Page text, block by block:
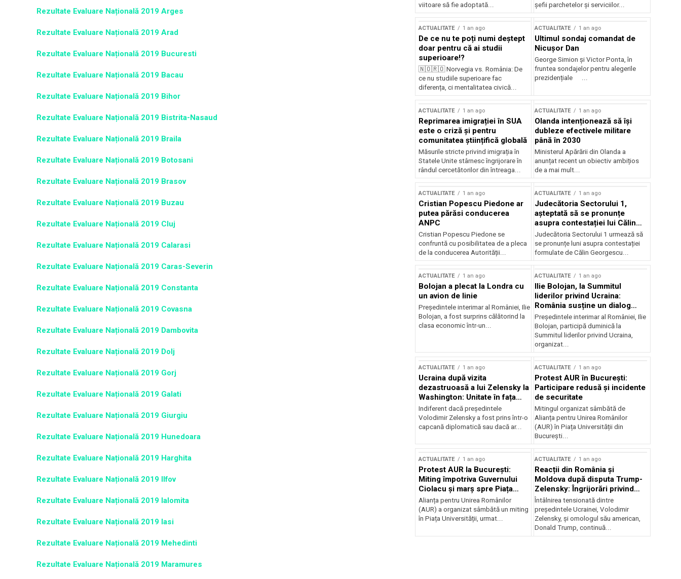
Rezultate Evaluare Națională 2019 Arges
Rezultate Evaluare Națională 2019 Arad
Rezultate Evaluare Națională 2019 Bucuresti
Rezultate Evaluare Națională 2019 Bacau
Rezultate Evaluare Națională 2019 Bihor
Rezultate Evaluare Națională 2019 Bistrita-Nasaud
Rezultate Evaluare Națională 2019 Braila
Rezultate Evaluare Națională 2019 Botosani
Rezultate Evaluare Națională 2019 Brasov
Rezultate Evaluare Națională 2019 Buzau
Rezultate Evaluare Națională 2019 Cluj
Rezultate Evaluare Națională 2019 Calarasi
Rezultate Evaluare Națională 2019 Caras-Severin
Rezultate Evaluare Națională 2019 Constanta
Rezultate Evaluare Națională 2019 Covasna
Rezultate Evaluare Națională 2019 Dambovita
Rezultate Evaluare Națională 2019 Dolj
Rezultate Evaluare Națională 2019 Gorj
Rezultate Evaluare Națională 2019 Galati
Rezultate Evaluare Națională 2019 Giurgiu
Rezultate Evaluare Națională 2019 Hunedoara
Rezultate Evaluare Națională 2019 Harghita
Rezultate Evaluare Națională 2019 Ilfov
Rezultate Evaluare Națională 2019 Ialomita
Rezultate Evaluare Națională 2019 Iasi
Rezultate Evaluare Națională 2019 Mehedinti
Rezultate Evaluare Națională 2019 Maramures
viitoare să fie adoptată...
șefii parchetelor și serviciilor...
ACTUALITATE 1 an ago
De ce nu te poți numi deștept
doar pentru că ai studii
superioare!?
🇳🇴🇷🇴 Norvegia vs. România: De
ce nu studiile superioare fac
diferența, ci mentalitatea civică...
ACTUALITATE 1 an ago
Ultimul sondaj comandat de
Nicușor Dan
George Simion și Victor Ponta, în
fruntea sondajelor pentru alegerile
prezidențiale ...
ACTUALITATE 1 an ago
Reprimarea imigrației în SUA
este o criză și pentru
comunitatea științifică globală
Măsurile stricte privind imigrația în
Statele Unite stârnesc îngrijorare în
rândul cercetătorilor din întreaga...
ACTUALITATE 1 an ago
Olanda intenționează să își
dubleze efectivele militare
până în 2030
Ministerul Apărării din Olanda a
anunțat recent un obiectiv ambițios
de a mai mult...
ACTUALITATE 1 an ago
Cristian Popescu Piedone ar
putea părăsi conducerea
ANPC
Cristian Popescu Piedone se
confruntă cu posibilitatea de a pleca
de la conducerea Autorității...
ACTUALITATE 1 an ago
Judecătoria Sectorului 1,
așteptată să se pronunțe
asupra contestației lui Călin
Georgescu privind controlul
judiciar
Judecătoria Sectorului 1 urmează să
se pronunțe luni asupra contestației
formulate de Călin Georgescu...
ACTUALITATE 1 an ago
Bolojan a plecat la Londra cu
un avion de linie
Președintele interimar al României, Ilie
Bolojan, a fost surprins călătorind la
clasa economic într-un...
ACTUALITATE 1 an ago
Ilie Bolojan, la Summitul
liderilor privind Ucraina:
România susține un dialog
transatlantic pentru securitate
și stabilitate
Președintele interimar al României, Ilie
Bolojan, participă duminică la
Summitul liderilor privind Ucraina,
organizat...
ACTUALITATE 1 an ago
Ucraina după vizita
dezastruoasă a lui Zelensky la
Washington: Unitate în fața
incertitudinii
Indiferent dacă președintele
Volodimir Zelensky a fost prins într-o
capcană diplomatică sau dacă ar...
ACTUALITATE 1 an ago
Protest AUR în București:
Participare redusă și incidente
de securitate
Mitingul organizat sâmbătă de
Alianța pentru Unirea Românilor
(AUR) în Piața Universității din
București...
ACTUALITATE 1 an ago
Protest AUR la București:
Miting împotriva Guvernului
Ciolacu și marș spre Piața
Victoriei
Alianța pentru Unirea Românilor
(AUR) a organizat sâmbătă un miting
în Piața Universității, urmat...
ACTUALITATE 1 an ago
Reacții din România și
Moldova după disputa Trump-
Zelensky: Îngrijorări privind
securitatea regională
Întâlnirea tensionată dintre
președintele Ucrainei, Volodimir
Zelensky, și omologul său american,
Donald Trump, continuă...